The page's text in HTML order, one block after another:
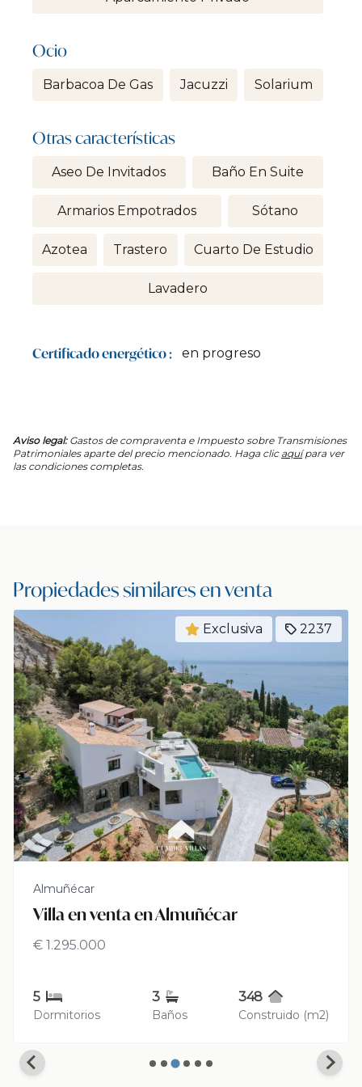
Ocio
Barbacoa De Gas Jacuzzi Solarium
Otras características
Aseo De Invitados Baño En Suite
Armarios Empotrados Sótano
Azotea Trastero Cuarto De Estudio
Lavadero
Certificado energético : en progreso
Aviso legal:Gastos de compraventa e Impuesto sobre Transmisiones
Patrimoniales aparte del precio mencionado. Haga clic aquípara ver
las condiciones completas.
Propiedades similares en venta
Exclusiva 2237
Almuñécar
Villa en venta en Almuñécar
€ 1.295.000
5
Dormitorios
3
Baños
348
Construido (m2)